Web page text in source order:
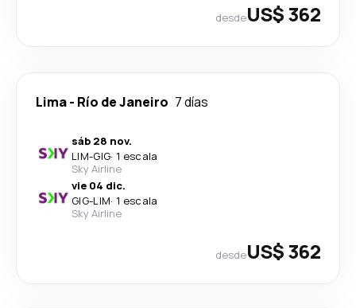
desdeUS$ 362
Lima- Río de Janeiro 7 días
sáb 28 nov.
LIM-GIG· 1 escala
Sky Airline
vie 04 dic.
GIG-LIM· 1 escala
Sky Airline
desdeUS$ 362